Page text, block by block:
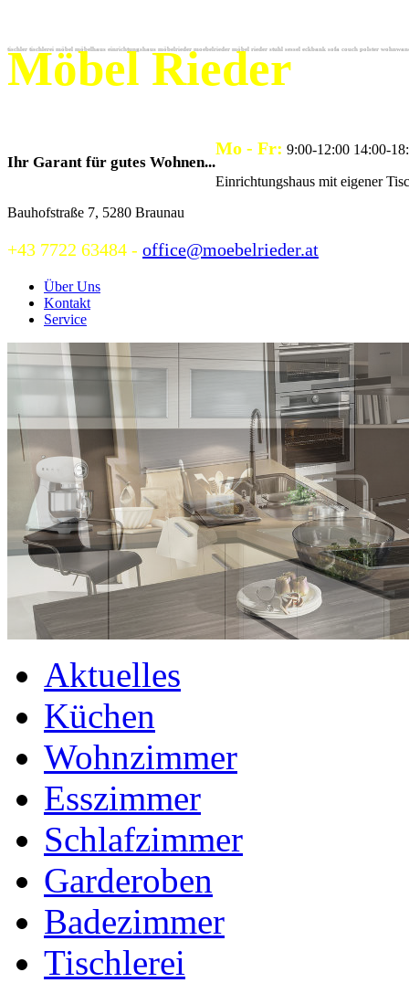
tischler tischlerei möbel möbelhaus einrichtungshaus möbelrieder moebelrieder möbel rieder stuhl sessel eckbank sofa couch polster
Möbel Rieder
Ihr Garant für gutes Wohnen...
Mo - Fr: 9:00-12:00 14:00-18
Einrichtungshaus mit eigener
Bauhofstraße 7, 5280 Braunau
+43 7722 63484 - office@moebelrieder.at
Über Uns
Kontakt
Service
Aktuelles
Küchen
Wohnzimmer
Esszimmer
Schlafzimmer
Garderoben
Badezimmer
Tischlerei